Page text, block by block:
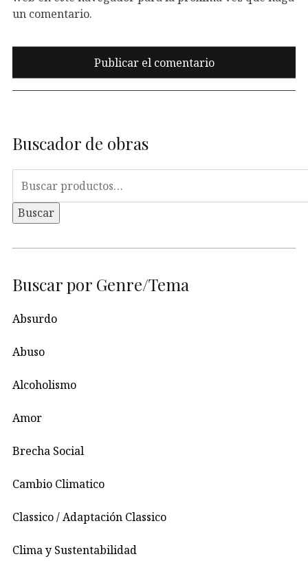
un comentario.
Buscador de obras
por:
Buscar
Buscar por Genre/Tema
Absurdo
Abuso
Alcoholismo
Amor
Brecha Social
Cambio Climatico
Classico / Adaptación Classico
Clima y Sustentabilidad